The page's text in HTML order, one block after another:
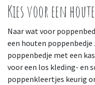
Kies voor een
Naar wat voor
een houten poppenbedje
poppenbedje met een
voor een los kleding- en
poppenkleertjes keurig